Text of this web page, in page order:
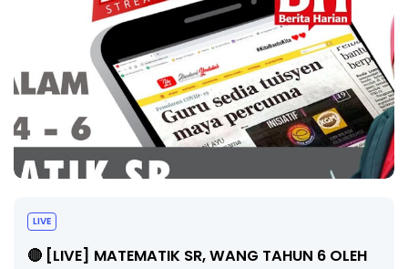
Unknown 6 hari yang lalu